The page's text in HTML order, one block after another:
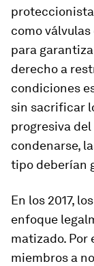
como
para
derecho a
condiciones
sin sacrificar
progresiva
condenarse,
tipo deberían
En los 2017,
enfoque
matizado. Por
miembros a